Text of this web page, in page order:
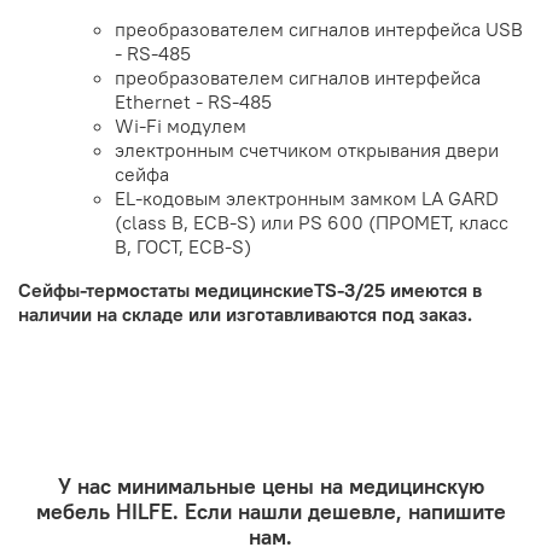
преобразователем сигналов интерфейса USB
- RS-485
преобразователем сигналов интерфейса
Ethernet - RS-485
Wi-Fi модулем
электронным счетчиком открывания двери
сейфа
EL-кодовым электронным замком LA GARD
(class B, ECB-S) или PS 600 (ПРОМЕТ, класс
В, ГОСТ, ECB-S)
Сейфы-термостаты медицинскиеTS-3/25 имеются в
наличии на складе или изготавливаются под заказ.
У нас минимальные цены на медицинскую
мебель HILFE. Если нашли дешевле, напишите
нам.